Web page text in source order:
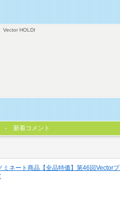
Vector HOLDI
新着コメント